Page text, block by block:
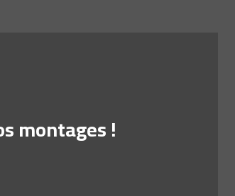
montages !